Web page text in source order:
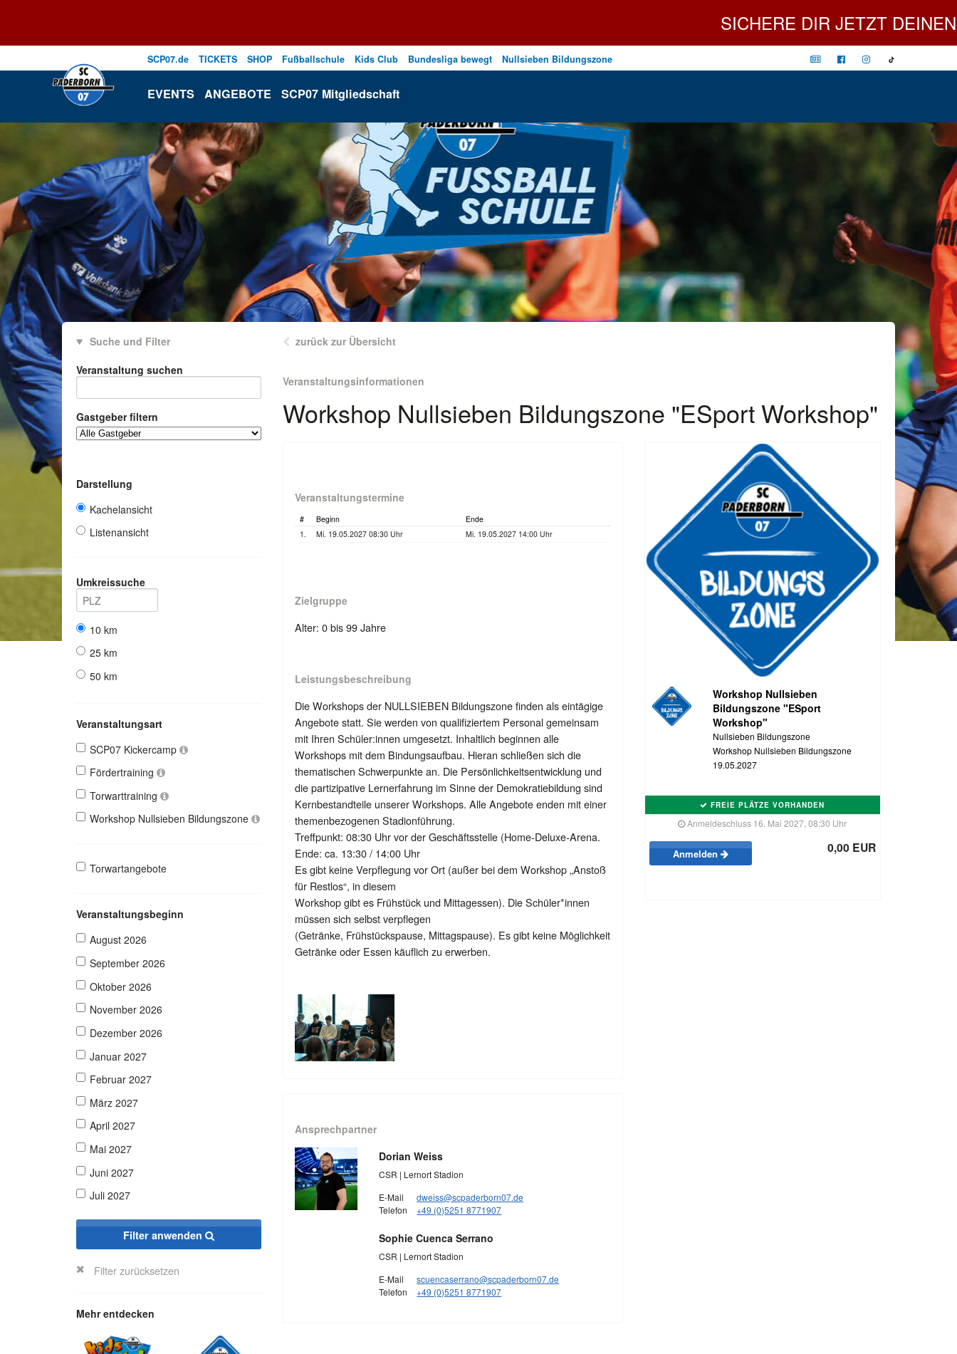
SCP07.de TICKETS SHOP Fußballschule Kids Club Bundesliga bewegt Nullsieben Bildungszone
EVENTS ANGEBOTE SCP07 Mitgliedschaft
Suche und Filter
Veranstaltung suchen
Gastgeber filtern
Darstellung
Kachelansicht
Listenansicht
Umkreissuche
10 km
25 km
50 km
Veranstaltungsart
SCP07 Kickercamp
Fördertraining
Torwarttraining
Workshop Nullsieben Bildungszone
Torwartangebote
Veranstaltungsbeginn
August 2026
September 2026
Oktober 2026
November 2026
Dezember 2026
Januar 2027
Februar 2027
März 2027
April 2027
Mai 2027
Juni 2027
Juli 2027
Filter anwenden
Filter zurücksetzen
Mehr entdecken
zurück zur Übersicht
Veranstaltungsinformationen
Workshop Nullsieben Bildungszone "ESport Workshop"
Veranstaltungstermine
# Beginn
Ende
1.
Mi. 19.05.2027 08:30 Uhr Mi. 19.05.2027 14:00 Uhr
Zielgruppe
Alter: 0 bis 99 Jahre
Leistungsbeschreibung
Die Workshops der NULLSIEBEN Bildungszone finden als eintägige
Angebote statt. Sie werden von qualifiziertem Personal gemeinsam
mit Ihren Schüler:innen umgesetzt. Inhaltlich beginnen alle
Workshops mit dem Bindungsaufbau. Hieran schließen sich die
thematischen Schwerpunkte an. Die Persönlichkeitsentwicklung und
die partizipative Lernerfahrung im Sinne der Demokratiebildung sind
Kernbestandteile unserer Workshops. Alle Angebote enden mit einer
themenbezogenen Stadionführung.
Treffpunkt: 08:30 Uhr vor der Geschäftsstelle (Home-Deluxe-Arena.
Ende: ca. 13:30 / 14:00 Uhr
Es gibt keine Verpflegung vor Ort (außer bei dem Workshop „Anstoß
für Restlos“, in diesem
Workshop gibt es Frühstück und Mittagessen). Die Schüler*innen
müssen sich selbst verpflegen
(Getränke, Frühstückspause, Mittagspause). Es gibt keine Möglichkeit
Getränke oder Essen käuflich zu erwerben.
Ansprechpartner
Dorian Weiss
CSR | Lernort Stadion
E-Mail
dweiss@scpaderborn07.de
Telefon
+49 (0)5251 8771907
Sophie Cuenca Serrano
CSR | Lernort Stadion
E-Mail
scuencaserrano@scpaderborn07.de
Telefon
+49 (0)5251 8771907
Workshop Nullsieben
Bildungszone "ESport
Workshop"
Nullsieben Bildungszone
Workshop Nullsieben Bildungszone
19.05.2027
FREIE PLÄTZE VORHANDEN
Anmeldeschluss 16. Mai 2027, 08:30 Uhr
Anmelden 0,00 EUR
SICHERE DIR JETZT DEINEN